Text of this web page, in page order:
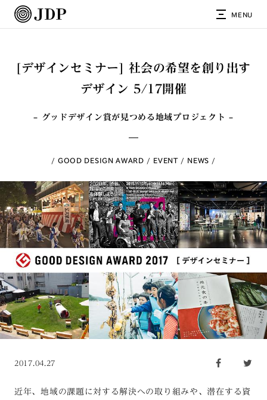
MENU
[デザインセミナー] 社会の希望を創り出す
デザイン 5/17開催
– グッドデザイン賞が見つめる地域プロジェクト –
GOOD DESIGN AWARD EVENT NEWS
2017.04.27
近年、地域の課題に対する解決への取り組みや、潜在する資